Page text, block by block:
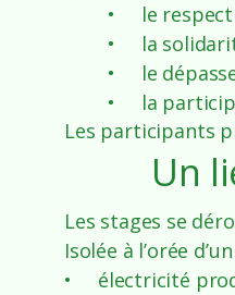
• le respect
• la
• le
• la
Les participants
Un
Les stages se
Isolée à l’orée
• électricité